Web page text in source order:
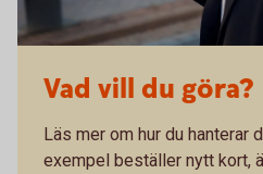
Vad vill du göra?
Läs mer om hur du hanterar
exempel beställer nytt kort,